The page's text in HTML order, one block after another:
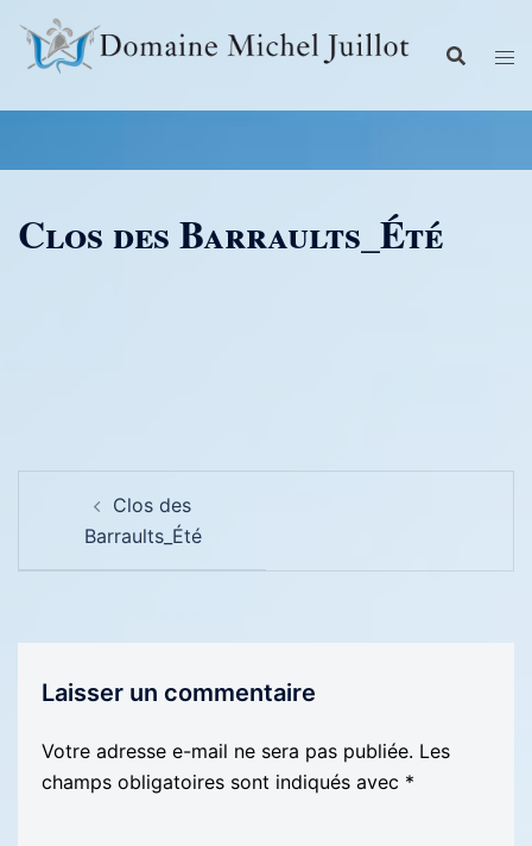
contenu
Clos des Barraults_Été
d’articleClos des
Barraults_Été
Laisser un commentaire
Votre adresse e-mail ne sera pas publiée. Les
champs obligatoires sont indiqués avec *